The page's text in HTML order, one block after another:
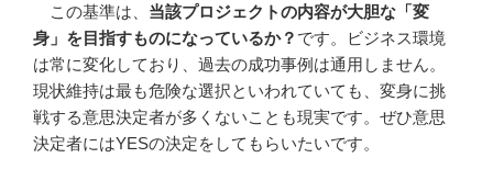
この基準は、 当該プロジェクトの内容が大胆な「変
身」を目指すものになっているか？ です。ビジネス環境
は常に変化しており、過去の成功事例は通用しません。
現状維持は最も危険な選択といわれていても、変身に挑
戦する意思決定者が多くないことも現実です。ぜひ意思
決定者にはYESの決定をしてもらいたいです。